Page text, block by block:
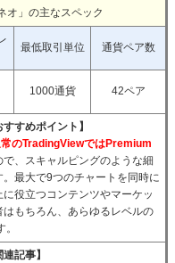
オ」の主なスペック
最低取引単位 通貨ペア数
1000通貨 42ペア
すめポイント】
のTradingViewではPremium
で、スキャルピングのような細
最大で9つのチャートを同時に
役立つコンテンツやマーケッ
もちろん、あらゆるレベルの
記事】